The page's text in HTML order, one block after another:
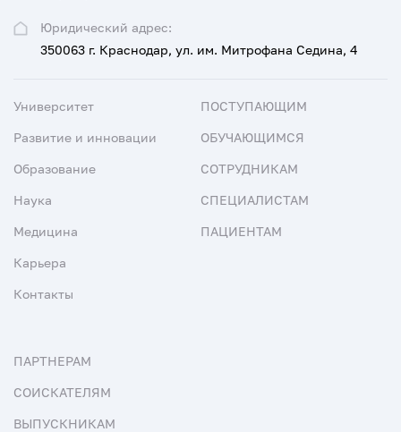
Юридический адрес:
350063 г. Краснодар, ул. им. Митрофана Седина, 4
Университет
Развитие и инновации
Образование
Наука
Медицина
Карьера
Контакты
ПОСТУПАЮЩИМ
ОБУЧАЮЩИМСЯ
СОТРУДНИКАМ
СПЕЦИАЛИСТАМ
ПАЦИЕНТАМ
ПАРТНЕРАМ
СОИСКАТЕЛЯМ
ВЫПУСКНИКАМ